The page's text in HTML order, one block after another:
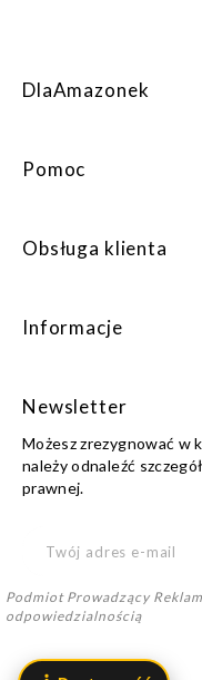
DlaAmazonek
Pomoc
Obsługa klienta
Informacje
Newsletter
Możesz zrezygnować w
należy odnaleźć
prawnej.
Podmiot Prowadzący
odpowiedzialnością